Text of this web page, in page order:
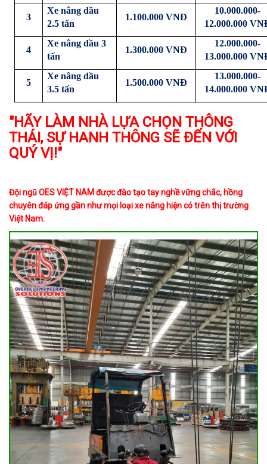
3
Xe nâng dầu
2.5 tấn
1.100.000 VNĐ
10.000.000-
12.000.000
4
Xe nâng dầu 3
tấn
1.300.000 VNĐ
12.000.000-
13.000.000
5
Xe nâng dầu
3.5 tấn
1.500.000 VNĐ
13.000.000-
14.000.000
"HÃY LÀM NHÀ LỰA CHỌN THÔNG
THÁI, SỰ HANH THÔNG SẼ ĐẾN VỚI
QUÝ VỊ!"
Đội ngũ OES VIỆT NAM được đào tạo tay nghề vững chắc, hồng
chuyên đáp ứng gần như mọi loại xe nâng hiện có trên thị trường
Việt Nam.